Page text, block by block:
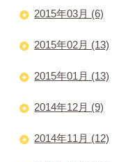
2015年03月 (6)
2015年02月 (13)
2015年01月 (13)
2014年12月 (9)
2014年11月 (12)